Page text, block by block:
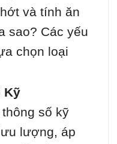
và tính ăn
sao? Các yếu
chọn loại
Kỹ
số kỹ
lượng, áp